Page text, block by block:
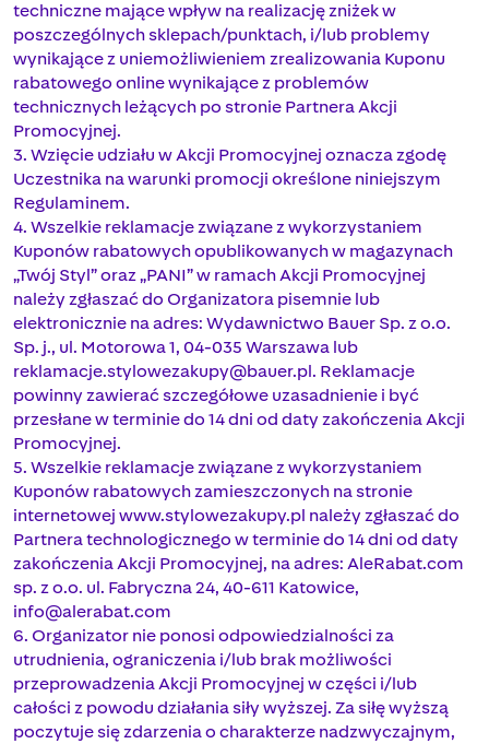
techniczne mające wpływ na realizację zniżek w
poszczególnych sklepach/punktach, i/lub problemy
wynikające z uniemożliwieniem zrealizowania Kuponu
rabatowego online wynikające z problemów
technicznych leżących po stronie Partnera Akcji
Promocyjnej.
3. Wzięcie udziału w Akcji Promocyjnej oznacza zgodę
Uczestnika na warunki promocji określone niniejszym
Regulaminem.
4. Wszelkie reklamacje związane z wykorzystaniem
Kuponów rabatowych opublikowanych w magazynach
„Twój Styl” oraz „PANI” w ramach Akcji Promocyjnej
należy zgłaszać do Organizatora pisemnie lub
elektronicznie na adres: Wydawnictwo Bauer Sp. z o.o.
Sp. j., ul. Motorowa 1, 04-035 Warszawa lub
reklamacje.stylowezakupy@bauer.pl. Reklamacje
powinny zawierać szczegółowe uzasadnienie i być
przesłane w terminie do 14 dni od daty zakończenia Akcji
Promocyjnej.
5. Wszelkie reklamacje związane z wykorzystaniem
Kuponów rabatowych zamieszczonych na stronie
internetowej www.stylowezakupy.pl należy zgłaszać do
Partnera technologicznego w terminie do 14 dni od daty
zakończenia Akcji Promocyjnej, na adres: AleRabat.com
sp. z o.o. ul. Fabryczna 24, 40-611 Katowice,
info@alerabat.com
6. Organizator nie ponosi odpowiedzialności za
utrudnienia, ograniczenia i/lub brak możliwości
przeprowadzenia Akcji Promocyjnej w części i/lub
całości z powodu działania siły wyższej. Za siłę wyższą
poczytuje się zdarzenia o charakterze nadzwyczajnym,